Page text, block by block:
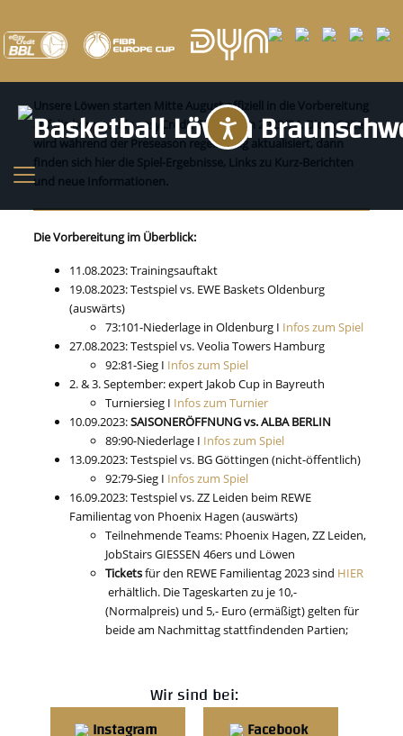
Saisonvorbereitung 2023/24
Unsere Löwen starten Mitte August offiziell in die Vorbereitung
auf die kommende easyCredit BBL-Saison 2023/24. Diese Seite
wird während der Preseason regelmäßig aktualisiert, dann
und neue Informationen.
Die Vorbereitung im Überblick:
11.08.2023: Trainingsauftakt
19.08.2023: Testspiel vs. EWE Baskets Oldenburg
(auswärts)
73:101-Niederlage in Oldenburg I Infos zum Spiel
27.08.2023: Testspiel vs. Veolia Towers Hamburg
92:81-Sieg I Infos zum Spiel
2. & 3. September: expert Jakob Cup in Bayreuth
Turniersieg I Infos zum Turnier
10.09.2023:SAISONERÖFFNUNG vs. ALBA BERLIN
89:90-Niederlage I Infos zum Spiel
13.09.2023: Testspiel vs. BG Göttingen (nicht-öffentlich)
92:79-Sieg I Infos zum Spiel
16.09.2023: Testspiel vs. ZZ Leiden beim REWE
Familientag von Phoenix Hagen (auswärts)
Teilnehmende Teams: Phoenix Hagen, ZZ Leiden,
JobStairs GIESSEN 46ers und Löwen
Ticketsfür den REWE Familientag 2023 sind HIER
erhältlich. Die Tageskarten zu je 10,-
(Normalpreis) und 5,- Euro (ermäßigt) gelten für
beide am Nachmittag stattfindenden Partien;
Wir sind bei:
Instagram Facebook